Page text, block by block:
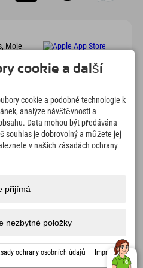
Moje
4.634km
Sjezdovky pro lyžování a
tisk Certifikáty
udržitelnosti
Volná
místa
Čeština
cookie a další
cookie a podobné technologie k
analýze návštěvnosti a
Data mohou být předávána
souhlas je dobrovolný a můžete jej
v našich zásadách ochrany
přijímá
nezbytné položky
ochrany osobních údajů · Impressum